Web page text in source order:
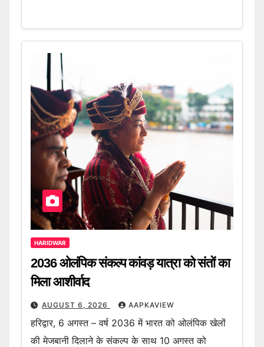
HARIDWAR
2036 ओलंपिक संकल्प कांवड़ यात्रा को संतों का
मिला आशीर्वाद
AUGUST 6, 2026 AAPKAVIEW
हरिद्वार, 6 अगस्त – वर्ष 2036 में भारत को ओलंपिक खेलों
की मेजबानी दिलाने के संकल्प के साथ 10 अगस्त को